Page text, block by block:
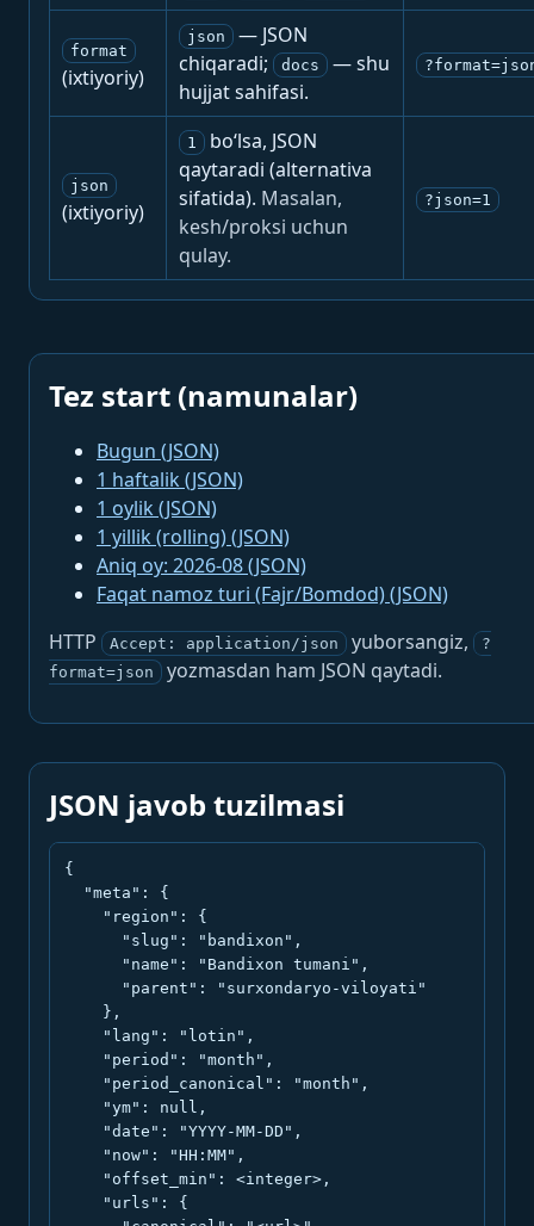
format
(ixtiyoriy)
json
— JSON
chiqaradi;
docs
— shu
hujjat sahifasi.
json
(ixtiyoriy)
1
bo‘lsa, JSON
qaytaradi (alternativa
sifatida). Masalan,
kesh/proksi uchun
qulay.
?json=1
Tez start (namunalar)
Bugun (JSON)
1 haftalik (JSON)
1 oylik (JSON)
1 yillik (rolling) (JSON)
Aniq oy: 2026-08 (JSON)
Faqat namoz turi (Fajr/Bomdod) (JSON)
HTTP
Accept: application/json yuborsangiz,
?
format=json
yozmasdan ham JSON qaytadi.
JSON javob tuzilmasi
{
  "meta": {
    "region": {
      "slug": "bandixon",
      "name": "Bandixon tumani",
      "parent": "surxondaryo-viloyati"
    },
    "lang": "lotin",
    "period": "month",
    "period_canonical": "month",
    "ym": null,
    "date": "YYYY-MM-DD",
    "now": "HH:MM",
    "offset_min": <integer>,
    "urls": {